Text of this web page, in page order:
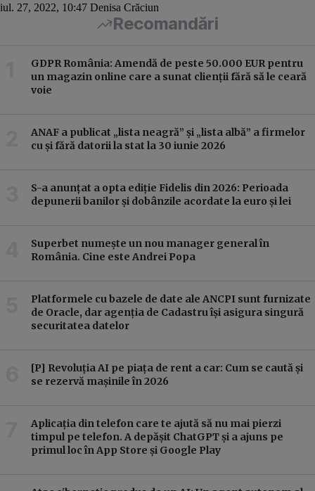
iul. 27, 2022, 10:47 Denisa Crăciun
Recomandări
GDPR România: Amendă de peste 50.000 EUR pentru
un magazin online care a sunat clienții fără să le ceară
voie
ANAF a publicat „lista neagră” și „lista albă” a firmelor
cu și fără datorii la stat la 30 iunie 2026
S-a anunțat a opta ediție Fidelis din 2026: Perioada
depunerii banilor și dobânzile acordate la euro și lei
Superbet numește un nou manager general în
România. Cine este Andrei Popa
Platformele cu bazele de date ale ANCPI sunt furnizate
de Oracle, dar agenția de Cadastru își asigura singură
securitatea datelor
[P] Revoluția AI pe piața de rent a car: Cum se caută și
se rezervă mașinile în 2026
Aplicația din telefon care te ajută să nu mai pierzi
timpul pe telefon. A depășit ChatGPT și a ajuns pe
primul loc în App Store și Google Play